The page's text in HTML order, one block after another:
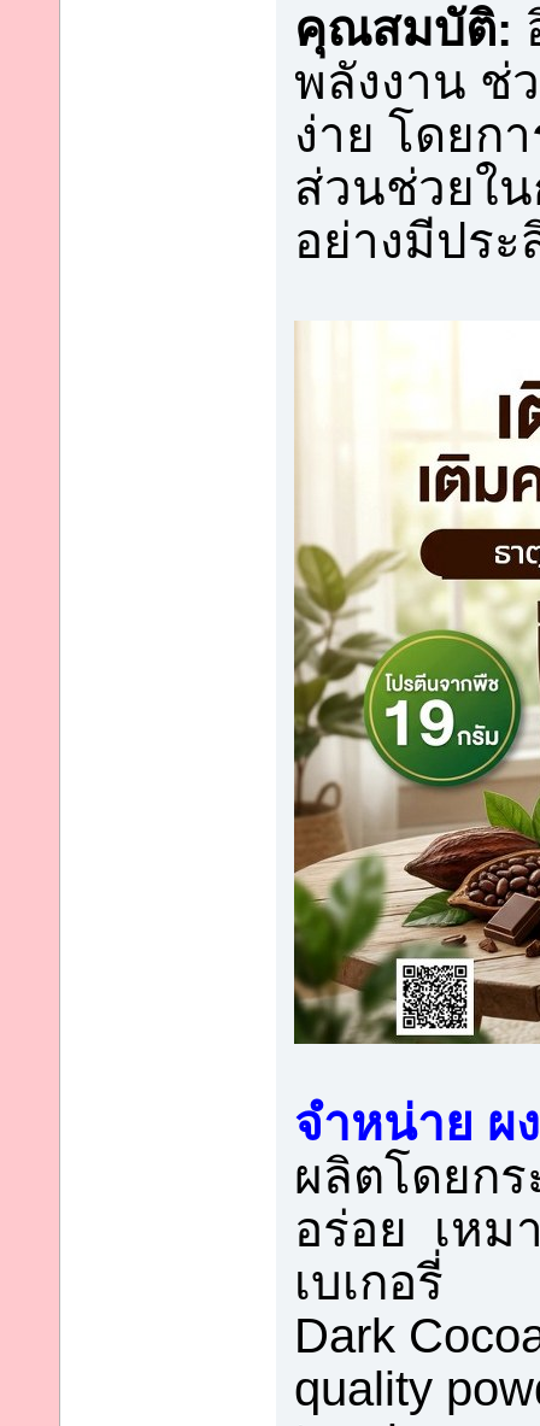
คุณสมบัติ:
พลังงาน ช่
ง่าย โดยก
ส่วนช่วยใ
อย่างมีปร
จำหน่าย ผ
ผลิตโดยกร
อร่อย เหม
เบเกอรี่
Dark
quality